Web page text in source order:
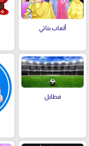
ألعاب بناتي
فطابل